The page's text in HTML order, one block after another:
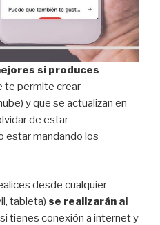
si produces
te permite crear
y que se actualizan en
de estar
estar mandando los
desde cualquier
tableta) se realizarán al
si tienes conexión a internet y